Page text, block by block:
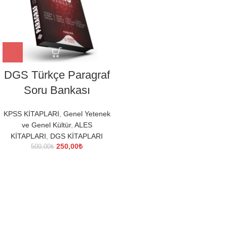
DGS Türkçe Paragraf
Soru Bankası
KPSS KİTAPLARI Genel Yetenek
ve Genel Kültür, ALES
KİTAPLARI
DGS KİTAPLARI
500,00₺ Orijinal
250,00₺Şu